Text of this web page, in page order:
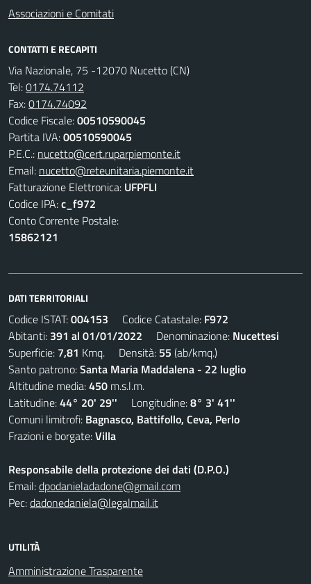
Associazioni e Comitati
CONTATTI E RECAPITI
Via Nazionale, 75 -12070 Nucetto (CN)
Tel:0174.74112
Fax:0174.74092
Codice Fiscale:00510590045
Partita IVA:00510590045
P.E.C.: nucetto@cert.ruparpiemonte.it
Email: nucetto@reteunitaria.piemonte.it
Fatturazione Elettronica: UFPFLI
Codice IPA:c_f972
Conto Corrente Postale:
15862121
DATI TERRITORIALI
Codice ISTAT:004153 Codice Catastale: F972
Abitanti: 391 al 01/01/2022 Denominazione: Nucettesi
Superficie: 7,81 Kmq. Densità: 55 (ab/kmq.)
Santo patrono:Santa Maria Maddalena - 22 luglio
Altitudine media:450 m.s.l.m.
Latitudine:44° 20' 29'' Longitudine:8° 3' 41''
Comuni limitrofi: Bagnasco, Battifollo, Ceva, Perlo
Frazioni e borgate:Villa
Responsabile della protezione dei dati (D.P.O.)
Email:dpodanieladadone@gmail.com
Pec:dadonedaniela@legalmail.it
UTILITÀ
Amministrazione Trasparente